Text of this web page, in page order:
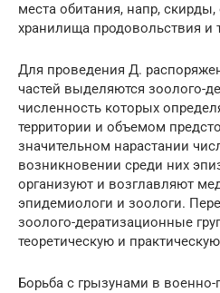
места обитания, напр,
хранилища продовольствия и
Для проведения Д.
частей выделяются зоолого-
численность которых
территории и объемом
значительном нарастании
возникновении среди них
организуют и возглавляют
эпидемиологи и зоологи.
зоолого-дератизационные
теоретическую и
Борьба с грызунами в